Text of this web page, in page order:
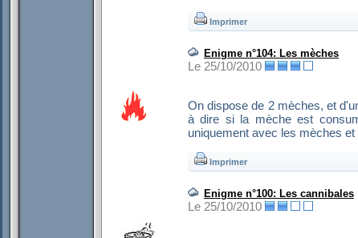
Imprimer
Enigme n°104: Les mèches
Le 25/10/2010
On dispose de 2 mèches, et
à dire si la mèche est
uniquement avec les mèches et
Imprimer
Enigme n°100: Les cannibales
Le 25/10/2010